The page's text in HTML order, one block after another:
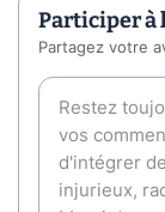
Participer à
Partagez votre